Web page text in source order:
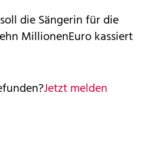
die Sängerin für die
MillionenEuro kassiert
Jetzt melden